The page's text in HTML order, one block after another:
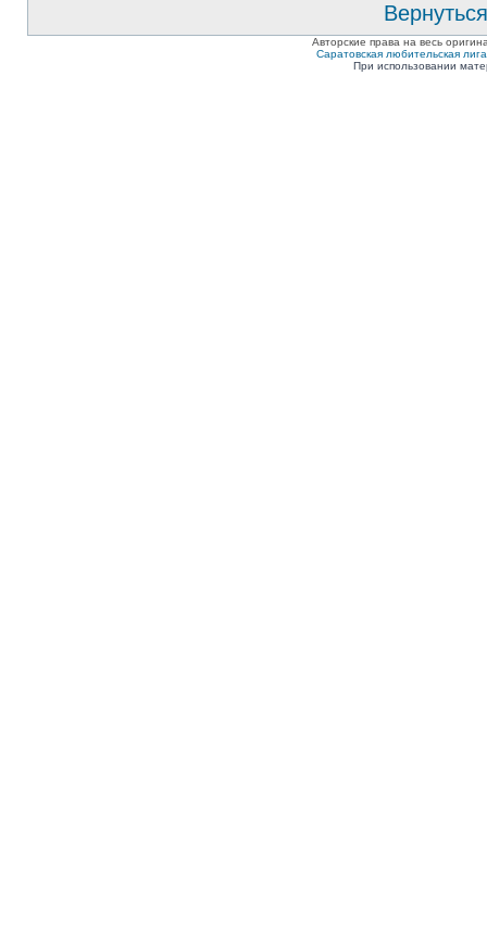
Авторские права на весь
Саратовская любительская
При использовании